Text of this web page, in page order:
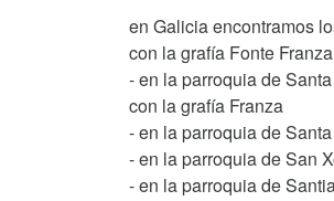
en Galicia encontramos
con la grafía Fonte Franza
- en la parroquia de
con la grafía Franza
- en la parroquia de
- en la parroquia de San
- en la parroquia de